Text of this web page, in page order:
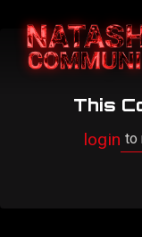
This
login to